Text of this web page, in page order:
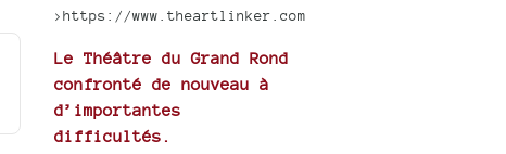
>https://www.theartlinker.com
Le Théâtre du Grand Rond
confronté de nouveau à
d’importantes
difficultés.